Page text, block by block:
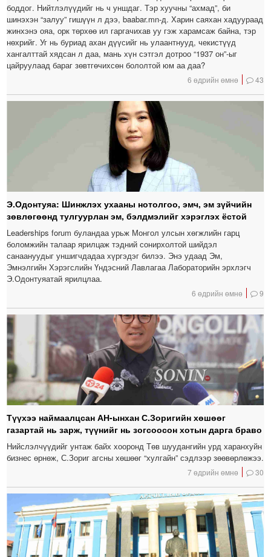
боддог. Нийтлэлүүдийг нь ч уншдаг. Тэр хуучны “ахмад”, би
шинэхэн “залуу” гишүүн л дээ, baabar.mn-д. Харин саяхан хадуураад
жинхэнэ ояа, орк төрхөө ил гаргачихав уу гэж харамсаж байна, тэр
нөхрийг. Уг нь буриад ахан дүүсийг нь улаантнууд, чекистүүд
хангалттай хядсан л даа, мань хүн сэтгэл дотроо “1937 он”-ыг
цайруулаад бараг зөвтгөчихсөн бололтой юм аа даа?
6 өдрийн өмнө 43
Э.Одонтуяа: Шинжлэх ухааны нотолгоо, эмч, эм зүйчийн
зөвлөгөөнд тулгуурлан эм, бэлдмэлийг хэрэглэх ёстой
Leaderships forum буландаа урьж Монгол улсын хөгжлийн гарц
боломжийн талаар ярилцаж тэдний сонирхолтой шийдэл
санаануудыг уншигчдадаа хүргэдэг билээ. Энэ удаад Эм,
Эмнэлгийн Хэрэгслийн Үндэсний Лавлагаа Лабораторийн эрхлэгч
Э.Одонтуяатай ярилцлаа.
6 өдрийн өмнө 9
Түүхээ наймаалцсан АН-ынхан С.Зоригийн хөшөөг
газартай нь зарж, түүнийг нь зогсоосон хотын дарга браво
Нийслэлчүүдийг унтаж байх хооронд Төв шуудангийн урд харанхуйн
бизнес өрнөж, С.Зориг агсны хөшөөг “хулгайн” сэдлээр зөөвөрлөжээ.
7 өдрийн өмнө 30